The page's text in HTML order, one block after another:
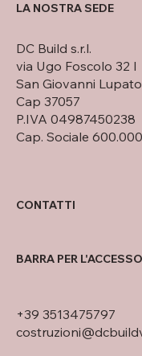
LA NOSTRA SEDE
DC Build s.r.l.
via Ugo Foscolo 32 I
San Giovanni
Cap 37057
P.IVA 04987450238
Cap. Sociale
CONTATTI
+39 3513475797
BARRA PER L'ACCESSO